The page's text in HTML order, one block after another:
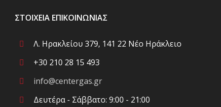
ΣΤΟΙΧΕΊΑ ΕΠΙΚΟΙΝΩΝΊΑΣ
Λ. Ηρακλείου 379, 141 22 Νέο Ηράκλειο
+30 210 28 15 493
info@centergas.gr
Δευτέρα - Σάββατο: 9:00 - 21:00